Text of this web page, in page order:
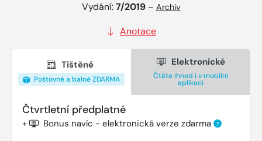
Vydání:7/2019 – Archiv
Anotace
Tištěné
Poštovné a balné ZDARMA
Elektronické
Čtěte ihned i v mobilní
aplikaci
Čtvrtletní předplatné
+ Bonus navíc - elektronická verze zdarma ?